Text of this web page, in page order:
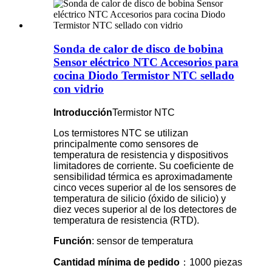
Sonda de calor de disco de bobina
Sensor eléctrico NTC Accesorios para
cocina Diodo Termistor NTC sellado
con vidrio
IntroducciónTermistor NTC
Los termistores NTC se utilizan
principalmente como sensores de
temperatura de resistencia y dispositivos
limitadores de corriente. Su coeficiente de
sensibilidad térmica es aproximadamente
cinco veces superior al de los sensores de
temperatura de silicio (óxido de silicio) y
diez veces superior al de los detectores de
temperatura de resistencia (RTD).
Función: sensor de temperatura
Cantidad mínima de pedido ：1000 piezas